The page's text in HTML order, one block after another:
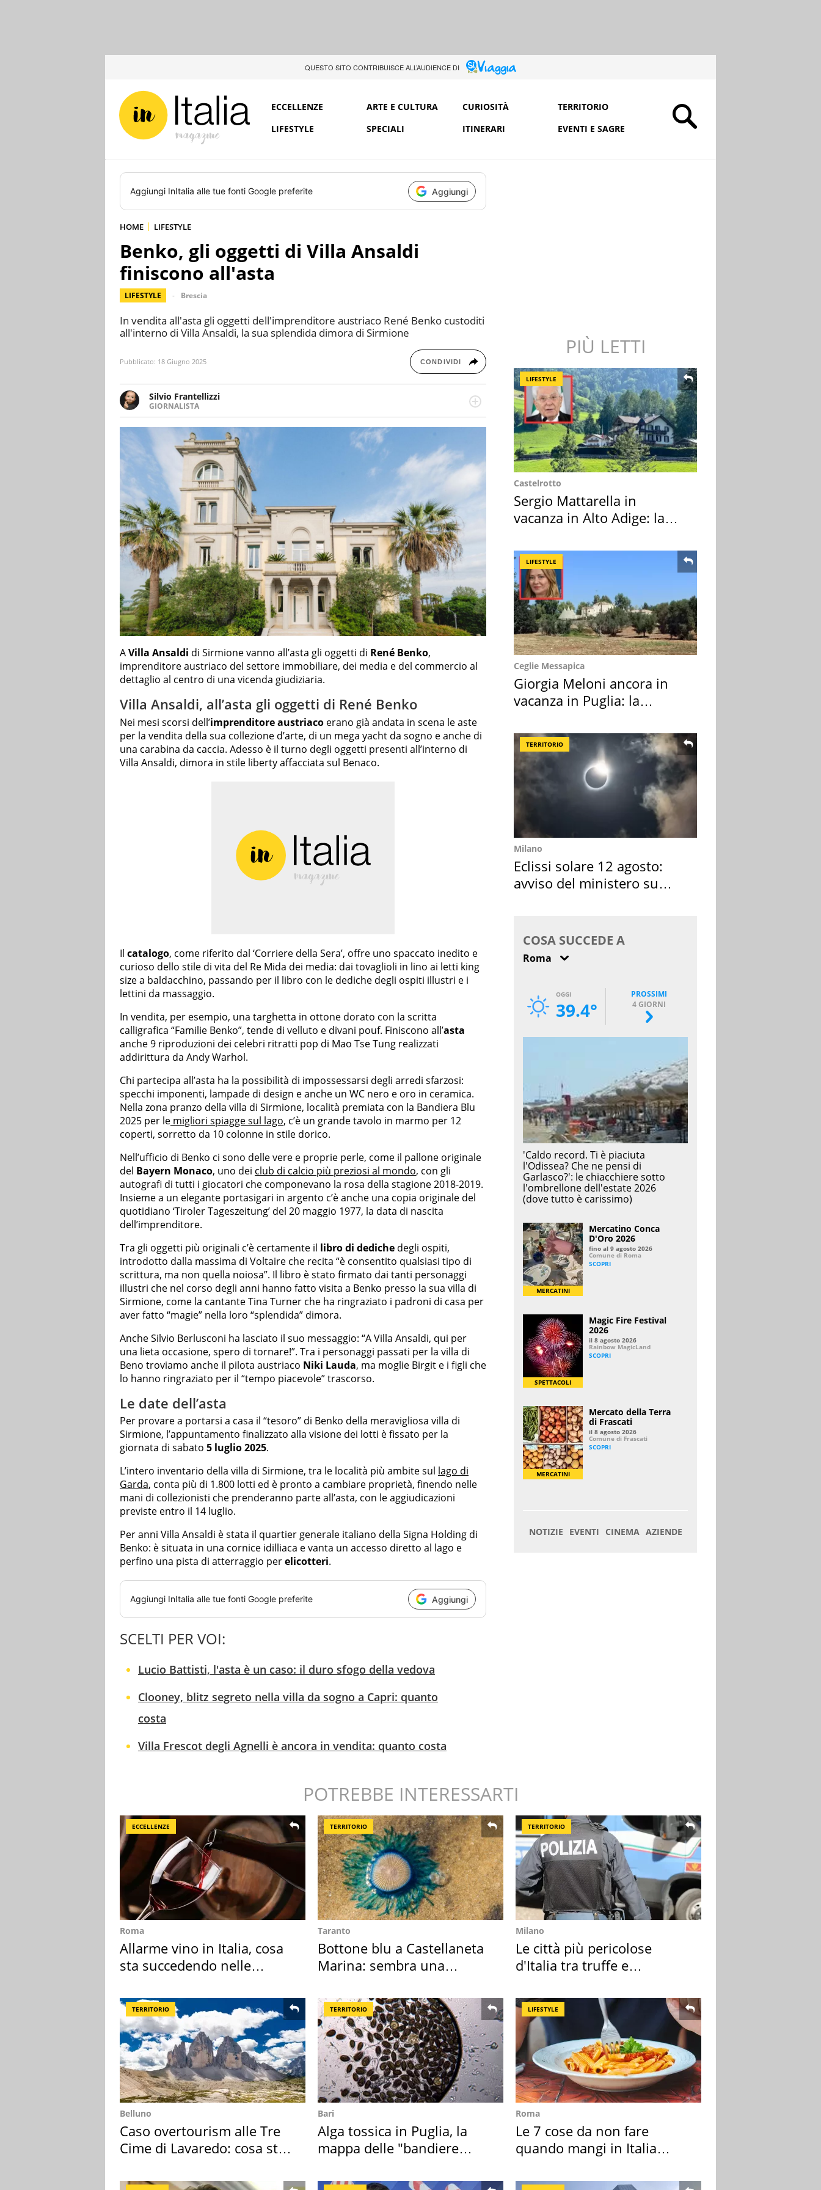
QUESTO SITO CONTRIBUISCE ALL’AUDIENCE DI
ECCELLENZE ARTE E CULTURA CURIOSITÀ
TERRITORIO
LIFESTYLE
SPECIALI ITINERARI EVENTI E SAGRE
Aggiungi InItalia alle tue fonti Google preferite Aggiungi
HOME LIFESTYLE
Benko, gli oggetti di Villa Ansaldi
finiscono all'asta
LIFESTYLE Brescia
In vendita all'asta gli oggetti dell'imprenditore austriaco René Benko custoditi
all'interno di Villa Ansaldi, la sua splendida dimora di Sirmione
Pubblicato: 18 Giugno 2025 CONDIVIDI
Silvio Frantellizzi
GIORNALISTA
Giornalista pubblicista. Da oltre dieci anni si occupa di informazione sul web,
scrivendo di sport, attualità, cronaca, motori, spettacolo e videogame.
AVilla Ansaldi di Sirmione vanno all’asta gli oggetti di René Benko,
imprenditore austriaco del settore immobiliare, dei media e del commercio al
dettaglio al centro di una vicenda giudiziaria.
Villa Ansaldi, all’asta gli oggetti di René Benko
Nei mesi scorsi dell’imprenditore austriaco erano già andata in scena le aste
per la vendita della sua collezione d’arte, di un mega yacht da sogno e anche di
una carabina da caccia. Adesso è il turno degli oggetti presenti all’interno di
Villa Ansaldi, dimora in stile liberty affacciata sul Benaco.
Il catalogo, come riferito dal ‘Corriere della Sera’, offre uno spaccato inedito e
curioso dello stile di vita del Re Mida dei media: dai tovaglioli in lino ai letti king
size a baldacchino, passando per il libro con le dediche degli ospiti illustri e i
lettini da massaggio.
In vendita, per esempio, una targhetta in ottone dorato con la scritta
calligrafica “Familie Benko”, tende di velluto e divani pouf. Finiscono all’asta
anche 9 riproduzioni dei celebri ritratti pop di Mao Tse Tung realizzati
addirittura da Andy Warhol.
Chi partecipa all’asta ha la possibilità di impossessarsi degli arredi sfarzosi:
specchi imponenti, lampade di design e anche un WC nero e oro in ceramica.
Nella zona pranzo della villa di Sirmione, località premiata con la Bandiera Blu
2025 per le migliori spiagge sul lago, c’è un grande tavolo in marmo per 12
coperti, sorretto da 10 colonne in stile dorico.
Nell’ufficio di Benko ci sono delle vere e proprie perle, come il pallone originale
del Bayern Monaco, uno dei club di calcio più preziosi al mondo, con gli
autografi di tutti i giocatori che componevano la rosa della stagione 2018-2019.
Insieme a un elegante portasigari in argento c’è anche una copia originale del
quotidiano ‘Tiroler Tageszeitung’ del 20 maggio 1977, la data di nascita
dell’imprenditore.
Tra gli oggetti più originali c’è certamente il libro di dediche degli ospiti,
introdotto dalla massima di Voltaire che recita “è consentito qualsiasi tipo di
scrittura, ma non quella noiosa”. Il libro è stato firmato dai tanti personaggi
illustri che nel corso degli anni hanno fatto visita a Benko presso la sua villa di
Sirmione, come la cantante Tina Turner che ha ringraziato i padroni di casa per
aver fatto “magie” nella loro “splendida” dimora.
Anche Silvio Berlusconi ha lasciato il suo messaggio: “A Villa Ansaldi, qui per
una lieta occasione, spero di tornare!”. Tra i personaggi passati per la villa di
Beno troviamo anche il pilota austriaco Niki Lauda, ma moglie Birgit e i figli che
lo hanno ringraziato per il “tempo piacevole” trascorso.
Le date dell’asta
Per provare a portarsi a casa il “tesoro” di Benko della meravigliosa villa di
Sirmione, l’appuntamento finalizzato alla visione dei lotti è fissato per la
giornata di sabato 5 luglio 2025.
L’intero inventario della villa di Sirmione, tra le località più ambite sul lago di
Garda, conta più di 1.800 lotti ed è pronto a cambiare proprietà, finendo nelle
mani di collezionisti che prenderanno parte all’asta, con le aggiudicazioni
previste entro il 14 luglio.
Per anni Villa Ansaldi è stata il quartier generale italiano della Signa Holding di
Benko: è situata in una cornice idilliaca e vanta un accesso diretto al lago e
perfino una pista di atterraggio perelicotteri.
Aggiungi InItalia alle tue fonti Google preferite Aggiungi
SCELTI PER VOI:
Lucio Battisti, l'asta è un caso: il duro sfogo della vedova
Clooney, blitz segreto nella villa da sogno a Capri: quanto
costa
Villa Frescot degli Agnelli è ancora in vendita: quanto costa
PIÙ LETTI
LIFESTYLE
Castelrotto
Sergio Mattarella in
vacanza in Alto Adige: la
LIFESTYLE
Ceglie Messapica
Giorgia Meloni ancora in
vacanza in Puglia: la
TERRITORIO
Milano
Eclissi solare 12 agosto:
avviso del ministero su
POTREBBE INTERESSARTI
ECCELLENZE
Roma
Allarme vino in Italia, cosa
sta succedendo nelle
TERRITORIO
Taranto
Bottone blu a Castellaneta
Marina: sembra una
TERRITORIO
Milano
Le città più pericolose
d'Italia tra truffe e
TERRITORIO
Belluno
Caso overtourism alle Tre
Cime di Lavaredo: cosa sta
TERRITORIO
Bari
Alga tossica in Puglia, la
mappa delle "bandiere
LIFESTYLE
Roma
Le 7 cose da non fare
quando mangi in Italia